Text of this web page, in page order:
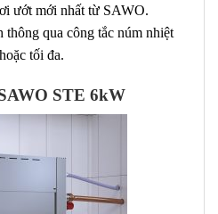
ướt mới nhất từ SAWO.
qua công tắc núm nhiệt
tối đa.
STE 6kW